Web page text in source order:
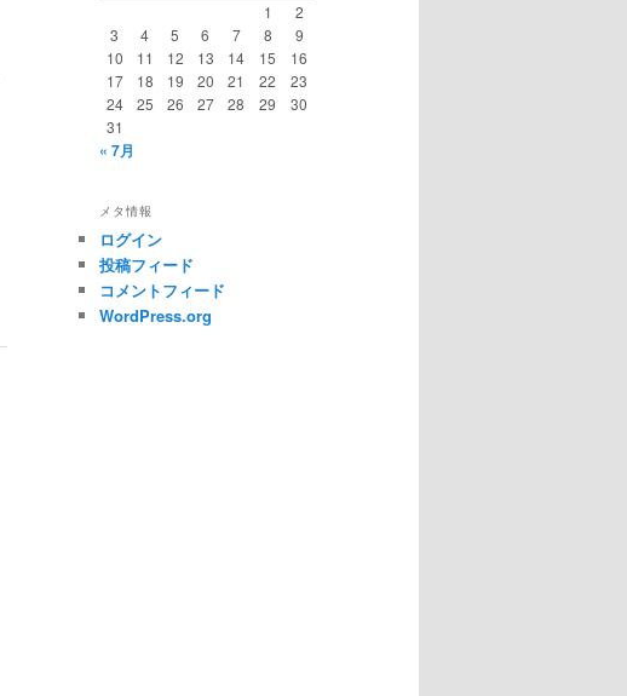
1
2
3
4 5 6 7 8
9
10
11 12 13 14 15
16
17
18 19 20 21 22
23
24
25 26 27 28 29
30
31
« 7月
メタ情報
ログイン
投稿フィード
コメントフィード
WordPress.org